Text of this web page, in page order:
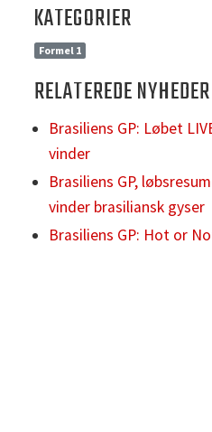
KATEGORIER
Formel 1
RELATEREDE NYHEDER
Brasiliens GP: Løbet
vinder
Brasiliens GP,
vinder brasiliansk gyser
Brasiliens GP: Hot or